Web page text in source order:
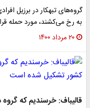
گروه‌های تبهکار در برزیل
به رخ می‌کشند، مورد حمله
۲۰ مرداد ۱۴۰۰
قالیباف: خرسندیم که گروه